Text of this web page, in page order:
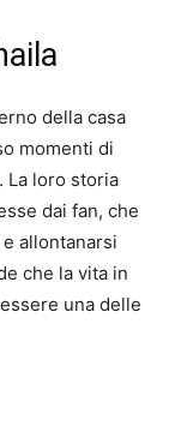
della casa
momenti di
La loro storia
dai fan, che
allontanarsi
che la vita in
una delle